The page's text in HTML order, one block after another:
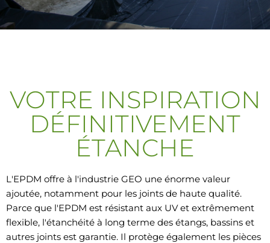
VOTRE INSPIRATION
DÉFINITIVEMENT
ÉTANCHE
L'EPDM offre à l'industrie GEO une énorme valeur
ajoutée, notamment pour les joints de haute qualité.
Parce que l'EPDM est résistant aux UV et extrêmement
flexible, l'étanchéité à long terme des étangs, bassins et
autres joints est garantie. Il protège également les pièces